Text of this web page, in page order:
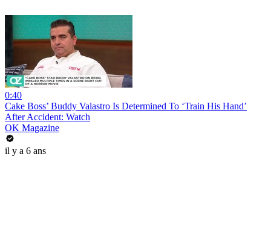
0:40
Cake Boss’ Buddy Valastro Is Determined To ‘Train His Hand’
After Accident: Watch
OK Magazine
il y a 6 ans